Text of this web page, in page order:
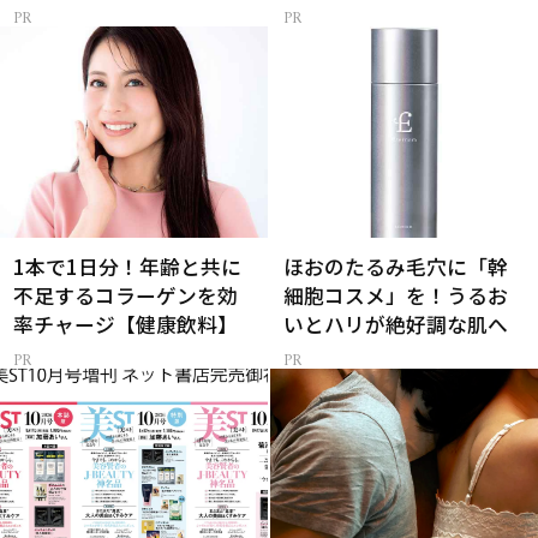
1本で1日分！年齢と共に
不足するコラーゲンを効
率チャージ【健康飲料】
ほおのたるみ毛穴に「幹
細胞コスメ」を！うるお
いとハリが絶好調な肌へ